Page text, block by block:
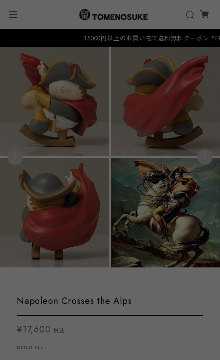
15000円以上のお買い物で送料無料クーポン
Napoleon Crosses the Alps
¥17,600 税込
SOLD OUT